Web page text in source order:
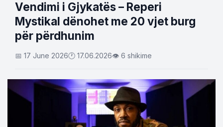
Vendimi i Gjykatës – Reperi
Mystikal dënohet me 20 vjet burg
për përdhunim
📅 17 June 2026🕐 17.06.2026👁 6 shikime